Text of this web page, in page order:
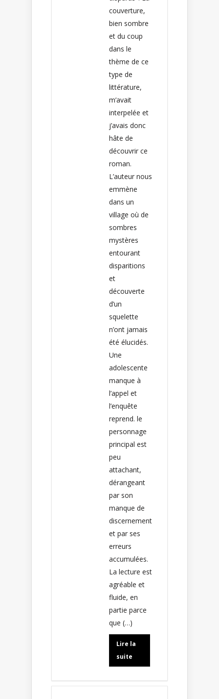
couverture,
bien sombre
et du coup
dans le
thème de ce
type de
littérature,
m’avait
interpelée et
j’avais donc
hâte de
découvrir ce
roman.
L’auteur nous
emmène
dans un
village où de
sombres
mystères
entourant
disparitions
et
découverte
d’un
squelette
n’ont jamais
été élucidés.
Une
adolescente
manque à
l’appel et
l’enquête
reprend. le
personnage
principal est
peu
attachant,
dérangeant
par son
manque de
discernement
et par ses
erreurs
accumulées.
La lecture est
agréable et
fluide, en
partie parce
que (…)
Lire la
suite